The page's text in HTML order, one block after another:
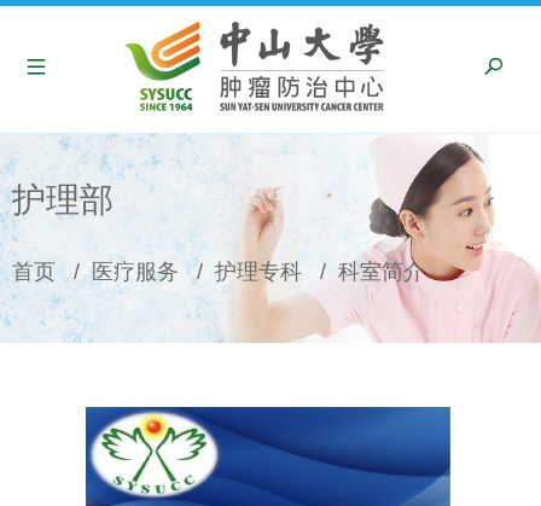
护理部
面
包
屑
首页 / 医疗服务 / 护理专科 / 科室简介